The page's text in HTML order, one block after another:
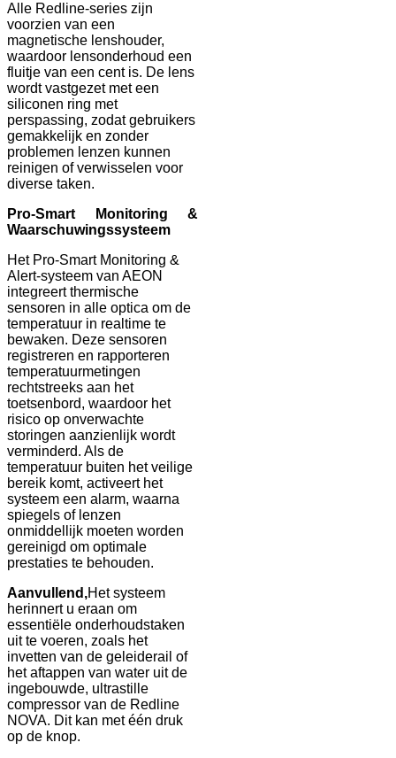
Alle Redline-series zijn
voorzien van een
magnetische lenshouder,
waardoor lensonderhoud een
fluitje van een cent is. De lens
wordt vastgezet met een
siliconen ring met
perspassing, zodat gebruikers
gemakkelijk en zonder
problemen lenzen kunnen
reinigen of verwisselen voor
diverse taken.
Pro-Smart Monitoring &
Waarschuwingssysteem
Het Pro-Smart Monitoring &
Alert-systeem van AEON
integreert thermische
sensoren in alle optica om de
temperatuur in realtime te
bewaken. Deze sensoren
registreren en rapporteren
temperatuurmetingen
rechtstreeks aan het
toetsenbord, waardoor het
risico op onverwachte
storingen aanzienlijk wordt
verminderd. Als de
temperatuur buiten het veilige
bereik komt, activeert het
systeem een ​​alarm, waarna
spiegels of lenzen
onmiddellijk moeten worden
gereinigd om optimale
prestaties te behouden.
Aanvullend,Het systeem
herinnert u eraan om
essentiële onderhoudstaken
uit te voeren, zoals het
invetten van de geleiderail of
het aftappen van water uit de
ingebouwde, ultrastille
compressor van de Redline
NOVA. Dit kan met één druk
op de knop.